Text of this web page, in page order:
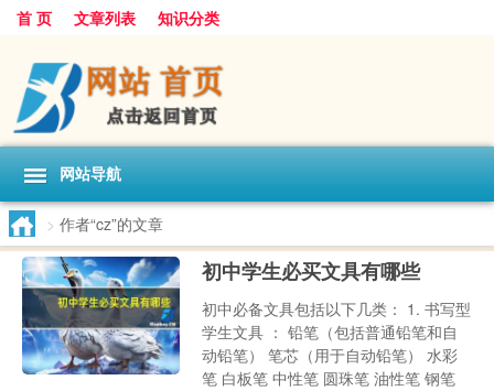
首 页 文章列表 知识分类
网站导航
> 作者“cz”的文章
初中学生必买文具有哪些
初中必备文具包括以下几类： 1. 书写型
学生文具 ： 铅笔（包括普通铅笔和自
动铅笔） 笔芯（用于自动铅笔） 水彩
笔 白板笔 中性笔 圆珠笔 油性笔 钢笔